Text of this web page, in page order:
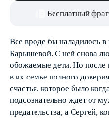
Бесплатный
Все вроде бы наладилось
Барышевой. С ней снова
обожаемые дети. Но после
в их семье полного
счастья, которое было
подсознательно ждет от
предательства, а Сергей,